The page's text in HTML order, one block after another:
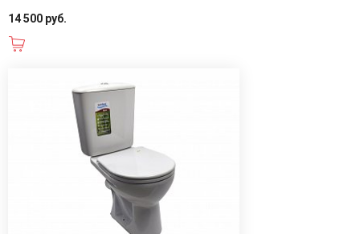
14 500 руб.